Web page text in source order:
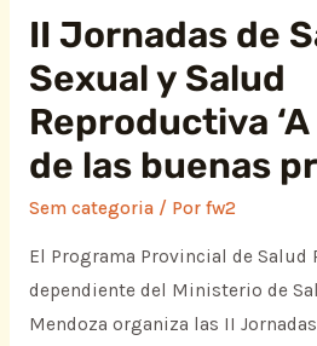
II Jornadas de
Sexual y Salud
Reproductiva
de las buenas
Sem categoria/ Por fw2
El Programa Provincial de Salud
dependiente del Ministerio de
Mendoza organiza las II